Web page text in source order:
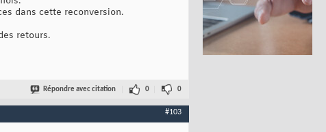
dans cette reconversion.
retours.
Répondre avec citation 0 0
#103